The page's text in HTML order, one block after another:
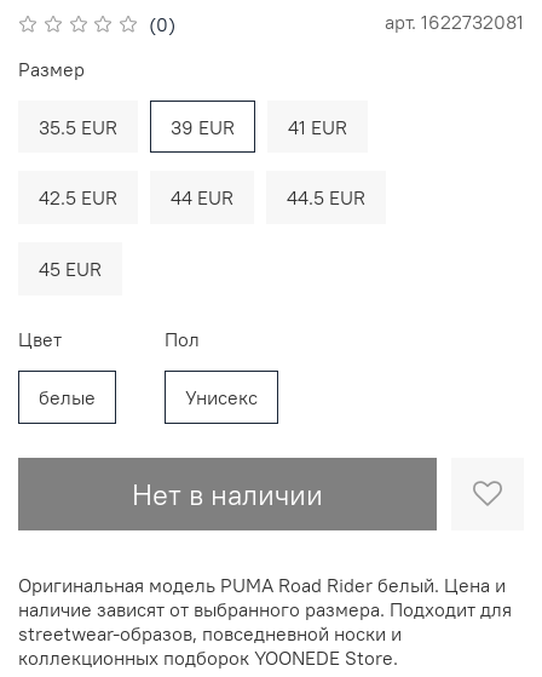
(0) арт. 1622732081
Нет в наличии
Размер
35.5 EUR 39 EUR 41 EUR
42.5 EUR 44 EUR 44.5 EUR
45 EUR
Цвет
белые
Пол
Унисекс
Оригинальная модель PUMA Road Rider белый. Цена и
наличие зависят от выбранного размера. Подходит для
streetwear-образов, повседневной носки и
коллекционных подборок YOONEDE Store.